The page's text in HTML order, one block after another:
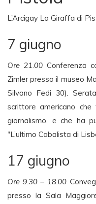
L’Arcigay La Giraffa di
7 giugno
Ore 21.00Conferenza
Zimler presso il museo
Silvano Fedi 30).
scrittore americano
giornalismo, e che ha
"L’ultimo Cabalista di
17 giugno
Ore 9.30 – 18.00
presso la Sala